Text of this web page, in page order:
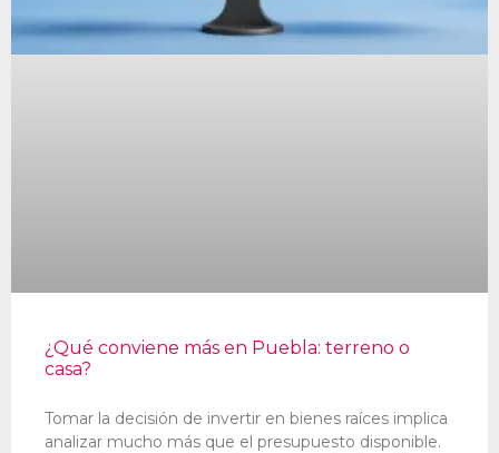
¿Qué conviene más en Puebla: terreno o
casa?
Tomar la decisión de invertir en bienes raíces implica
analizar mucho más que el presupuesto disponible.